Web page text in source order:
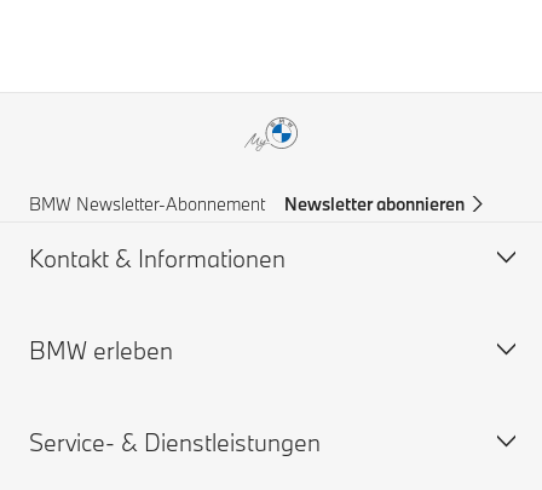
BMW Newsletter-Abonnement Newsletter abonnieren
Kontakt & Informationen
Hilfe & Kontakt
Pannenhilfe
BMW erleben
BMW Karriere
Service- & Dienstleistungen